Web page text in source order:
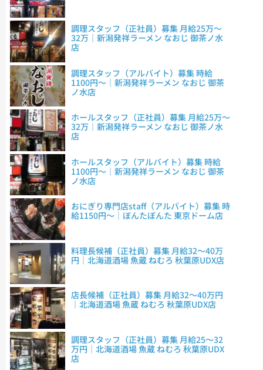
調理スタッフ（正社員）募集 月給25万～
32万｜新潟発祥ラーメン なおじ 御茶ノ水
店
調理スタッフ（アルバイト）募集 時給
1100円～｜新潟発祥ラーメン なおじ 御茶
ノ水店
ホールスタッフ（正社員）募集 月給25万～
32万｜新潟発祥ラーメン なおじ 御茶ノ水
店
ホールスタッフ（アルバイト）募集 時給
1100円～｜新潟発祥ラーメン なおじ 御茶
ノ水店
おにぎり専門店staff（アルバイト）募集 時
給1150円～｜ぼんたぼんた 東京ドーム店
料理長候補（正社員）募集 月給32～40万
円｜北海道酒場 魚蔵 ねむろ 秋葉原UDX店
店長候補（正社員）募集 月給32～40万円
｜北海道酒場 魚蔵 ねむろ 秋葉原UDX店
調理スタッフ（正社員）募集 月給25～32
万円｜北海道酒場 魚蔵 ねむろ 秋葉原UDX
店